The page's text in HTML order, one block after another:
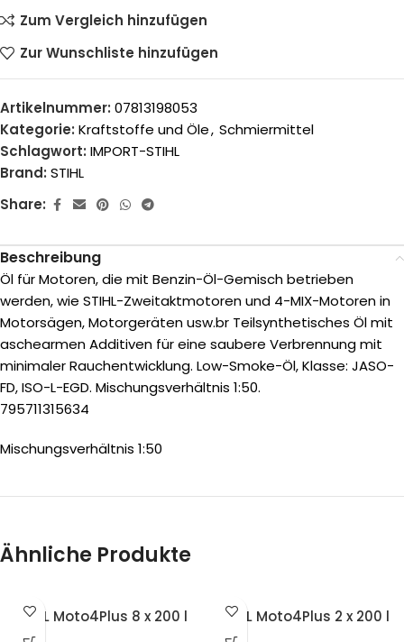
Zum Vergleich hinzufügen
Zur Wunschliste hinzufügen
Artikelnummer: 07813198053
Kategorie: Kraftstoffe und Öle, Schmiermittel
Schlagwort: IMPORT-STIHL
Brand: STIHL
Share:
Beschreibung
Öl für Motoren, die mit Benzin-Öl-Gemisch betrieben
werden, wie STIHL-Zweitaktmotoren und 4-MIX-Motoren in
Motorsägen, Motorgeräten usw.br Teilsynthetisches Öl mit
aschearmen Additiven für eine saubere Verbrennung mit
minimaler Rauchentwicklung. Low-Smoke-Öl, Klasse: JASO-
FD, ISO-L-EGD. Mischungsverhältnis 1:50.
795711315634
Mischungsverhältnis 1:50
Ähnliche Produkte
STIHL Moto4Plus 8 x 200 l STIHL Moto4Plus 2 x 200 l